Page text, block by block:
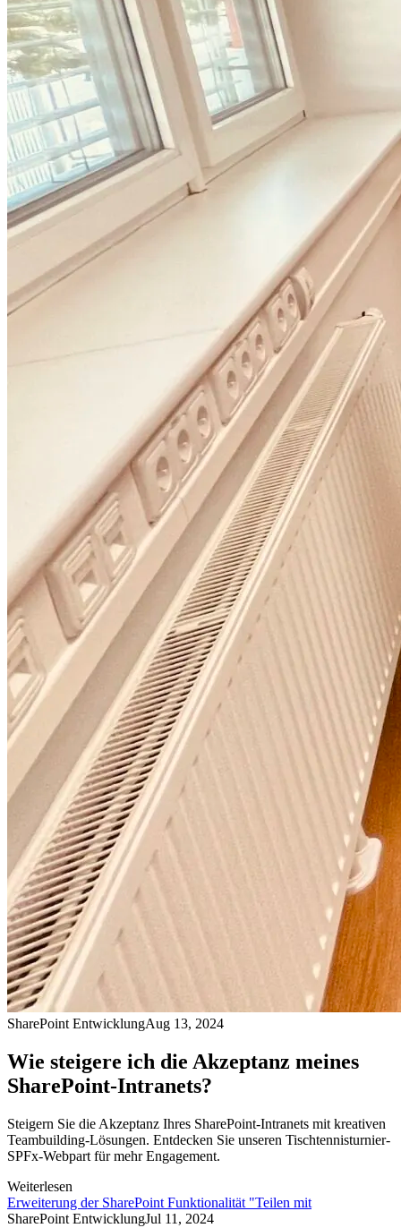
SharePoint EntwicklungAug 13, 2024
Wie steigere ich die Akzeptanz meines
SharePoint-Intranets?
Steigern Sie die Akzeptanz Ihres SharePoint-Intranets mit kreativen
Teambuilding-Lösungen. Entdecken Sie unseren Tischtennisturnier-
SPFx-Webpart für mehr Engagement.
Weiterlesen
Erweiterung der SharePoint Funktionalität "Teilen mit
SharePoint EntwicklungJul 11, 2024